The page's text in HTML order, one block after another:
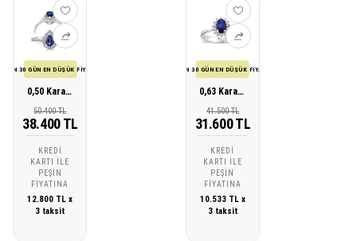
SON 30 GÜN EN DÜŞÜK FİYATI
0,50 Karat Pırlanta Safir Yüzük
50.400 TL
38.400 TL
KREDI
KARTI ILE
PEŞIN
FIYATINA
12.800 TL x
3 taksit
SON 30 GÜN EN DÜŞÜK FİYATI
0,63 Karat Pırlanta Safir Yüzük
41.500 TL
31.600 TL
KREDI
KARTI ILE
PEŞIN
FIYATINA
10.533 TL x
3 taksit